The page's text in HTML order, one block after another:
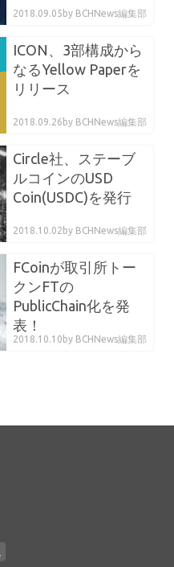
2018.09.05 by BCHNews編集部
ICON、3部構成から
なるYellow Paperを
リリース
2018.09.26 by BCHNews編集部
Circle社、ステーブ
ルコインのUSD
Coin(USDC)を発行
2018.10.02 by BCHNews編集部
FCoinが取引所トー
クンFTの
PublicChain化を発
表！
2018.10.10 by BCHNews編集部